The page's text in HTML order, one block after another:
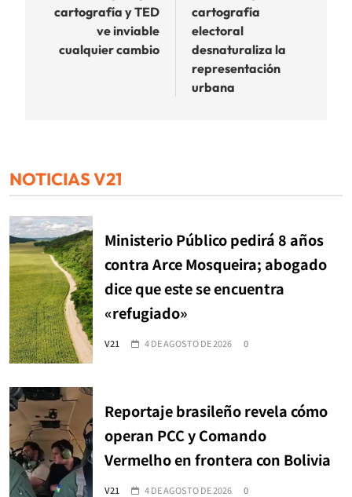
entradas
cartografía y TED
ve inviable
cualquier cambio
cartografía
electoral
desnaturaliza la
representación
urbana
NOTICIAS V21
Ministerio Público pedirá 8 años
contra Arce Mosqueira; abogado
dice que este se encuentra
«refugiado»
V21 4 DE AGOSTO DE 2026 0
Reportaje brasileño revela cómo
operan PCC y Comando
Vermelho en frontera con Bolivia
V21 4 DE AGOSTO DE 2026 0